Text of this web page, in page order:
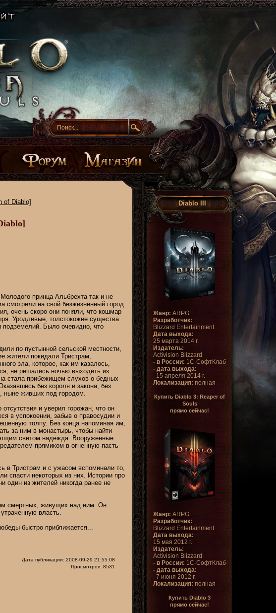
of Diablo]
принца Альбрехта так и не
смотрели на свой безжизненный город
очень скоро они поняли, что кошмар
Уродливые, толстокожие существа
подземелий. Было очевидно, что
по пустынной сельской местности,
жители покидали Тристрам,
зла, которое, как им казалось,
не решались ночью выходить из
стала прибежищем слухов о бедных
без короля и закона, без
ныне живших под городом.
и уверил горожан, что он
в успокоении, забыв о правосудии и
толпу. Без конца напоминая им,
за ним в монастырь, чтобы найти
светом надежда. Вооруженные
прямиком в огненную пасть
в Тристрам и с ужасом вспоминали то,
спасти некоторых из них. Истории про
один из жителей никогда ранее не
смертных, живущих над ним. Он
власть.
быстро приближается...
Дата публикации: 2008-09-29 21:55:08
Просмотров: 8531
Diablo III
Жанр: ARPG
Разработчик:
Blizzard Entertainment
Дата выхода:
25 марта 2014 г.
Издатель:
Activision Blizzard
- в России: 1С-СофтКлаб
- дата выхода:
15 апреля 2014 г.
Локализация: полная
Купить Diablo 3: Reaper of
Souls
прямо сейчас!
Жанр: ARPG
Разработчик:
Blizzard Entertainment
Дата выхода:
15 мая 2012 г.
Издатель:
Activision Blizzard
- в России: 1С-СофтКлаб
- дата выхода:
7 июня 2012 г.
Локализация: полная
Купить Diablo 3
прямо сейчас!